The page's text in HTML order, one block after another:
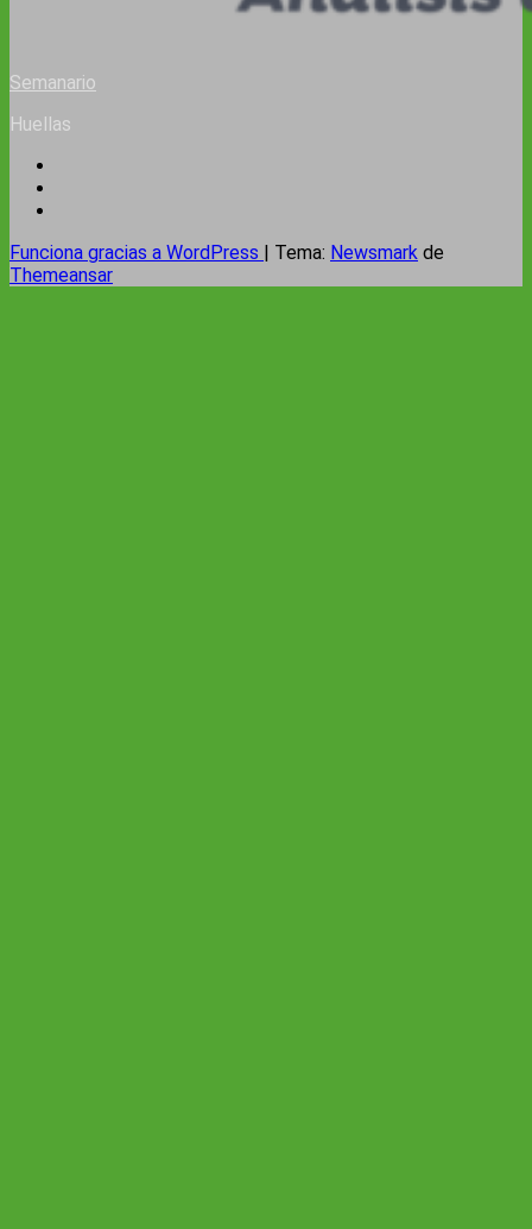
Semanario
Huellas
Funciona gracias a WordPress | Tema: Newsmark de
Themeansar